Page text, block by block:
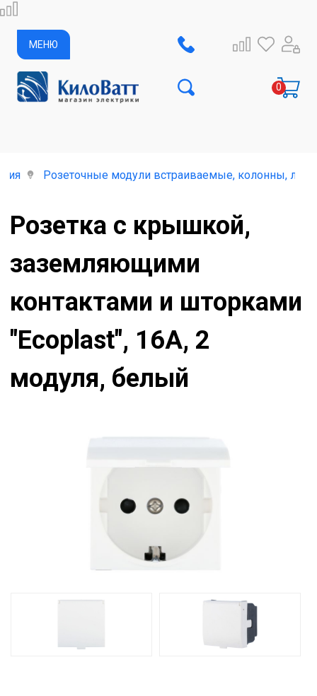
МЕНЮ
Розеточные модули встраиваемые, колонны,
Розетка с крышкой,
заземляющими
контактами и шторками
"Ecoplast", 16А, 2
модуля, белый